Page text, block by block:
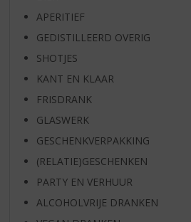
APERITIEF
GEDISTILLEERD OVERIG
SHOTJES
KANT EN KLAAR
FRISDRANK
GLASWERK
GESCHENKVERPAKKING
(RELATIE)GESCHENKEN
PARTY EN VERHUUR
ALCOHOLVRIJE DRANKEN